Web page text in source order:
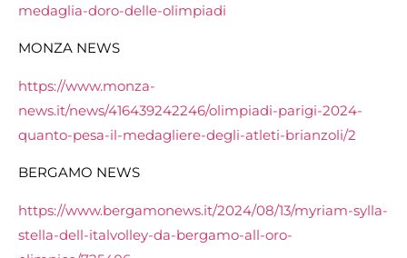
medaglia-doro-delle-olimpiadi
MONZA NEWS
https://www.monza-
news.it/news/416439242246/olimpiadi-parigi-2024-
quanto-pesa-il-medagliere-degli-atleti-brianzoli/2
BERGAMO NEWS
https://www.bergamonews.it/2024/08/13/myriam-sylla-
stella-dell-italvolley-da-bergamo-all-oro-